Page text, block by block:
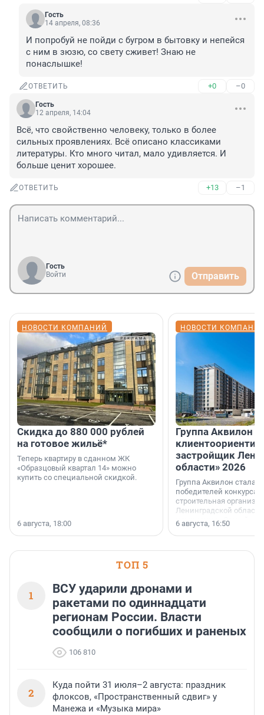
Гость
14 апреля, 08:36
И попробуй не пойди с бугром в бытовку и непейся
с ним в зюзю, со свету сживет! Знаю не
понаслышке!
ОТВЕТИТЬ +0 –0
Гость
12 апреля, 14:04
Всё, что свойственно человеку, только в более
сильных проявлениях. Всё описано классиками
литературы. Кто много читал, мало удивляется. И
больше ценит хорошее.
ОТВЕТИТЬ +13 –1
Гость
Войти
Отправить
НОВОСТИ КОМПАНИЙ
Скидка до 880 000 рублей
на готовое жильё*
Теперь квартиру в сданном ЖК
«Образцовый квартал 14» можно
купить со специальной скидкой.
6 августа, 18:00
НОВОСТИ
Группа Аквилон
застройщик
области» 2026
Группа Аквилон стала
победителей конкурса
строительная
Ленинградской области
номинации «Самый
застройщик
области».
6 августа, 16:50
ТОП 5
1
ВСУ ударили дронами и
ракетами по одиннадцати
регионам России. Власти
сообщили о погибших и раненых
106 810
2
Куда пойти 31 июля–2 августа: праздник
флоксов, «Пространственный сдвиг» у
Манежа и «Музыка мира»